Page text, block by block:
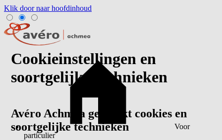
Klik door naar hoofdinhoud
Voor
particulier
Cookieinstellingen en
soortgelijke technieken
Avéro Achmea gebruikt cookies en
soortgelijke technieken